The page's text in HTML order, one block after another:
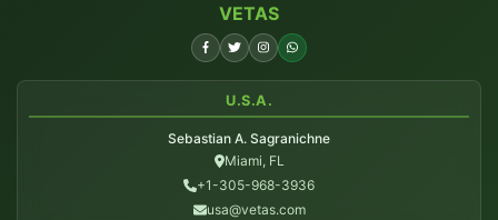
VETAS
U.S.A.
Sebastian A. Sagranichne
Miami, FL
+1-305-968-3936
usa@vetas.com